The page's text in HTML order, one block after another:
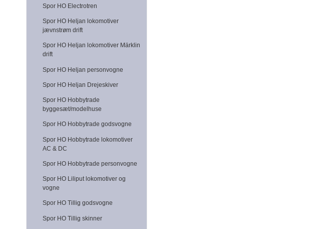
Spor HO Electrotren
Spor HO Heljan lokomotiver
jævnstrøm drift
Spor HO Heljan lokomotiver Märklin
drift
Spor HO Heljan personvogne
Spor HO Heljan Drejeskiver
Spor HO Hobbytrade
byggesæt/modelhuse
Spor HO Hobbytrade godsvogne
Spor HO Hobbytrade lokomotiver
AC & DC
Spor HO Hobbytrade personvogne
Spor HO Liliput lokomotiver og
vogne
Spor HO Tillig godsvogne
Spor HO Tillig skinner